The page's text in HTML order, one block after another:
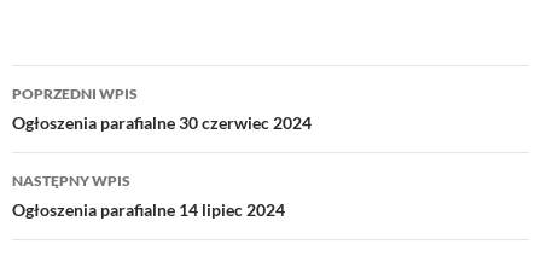
Nawigacja
wpisu
POPRZEDNI WPIS
Ogłoszenia parafialne 30 czerwiec 2024
NASTĘPNY WPIS
Ogłoszenia parafialne 14 lipiec 2024